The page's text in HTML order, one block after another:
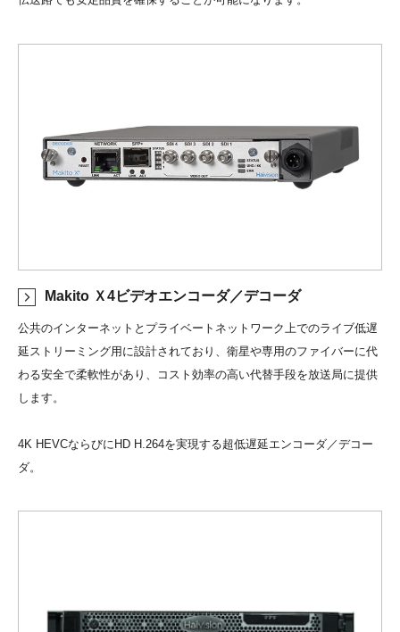
Makito Ｘ4ビデオエンコーダ／デコーダ
公共のインターネットとプライベートネットワーク上でのライブ低遅
延ストリーミング用に設計されており、衛星や専用のファイバーに代
わる安全で柔軟性があり、コスト効率の高い代替手段を放送局に提供
します。
4K HEVCならびにHD H.264を実現する超低遅延エンコーダ／デコー
ダ。